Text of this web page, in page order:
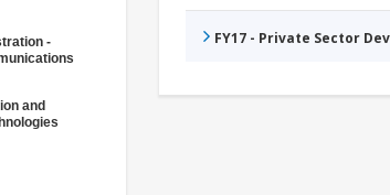
-
and
FY17 - Private Sector